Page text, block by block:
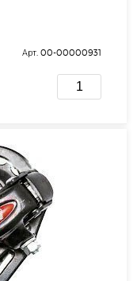
Арт. 00-00000931